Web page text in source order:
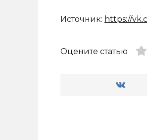
Источник: https://
Оцените статью